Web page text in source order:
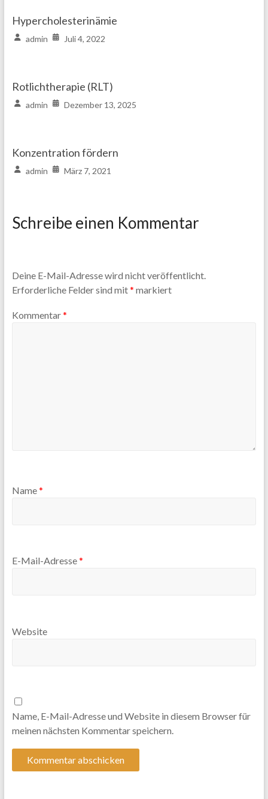
Hypercholesterinämie
admin Juli 4, 2022
Rotlichtherapie (RLT)
admin Dezember 13, 2025
Konzentration fördern
admin März 7, 2021
Schreibe einen Kommentar
Deine E-Mail-Adresse wird nicht veröffentlicht.
Erforderliche Felder sind mit* markiert
Kommentar*
Name*
E-Mail-Adresse*
Website
Name, E-Mail-Adresse und Website in diesem Browser für
meinen nächsten Kommentar speichern.